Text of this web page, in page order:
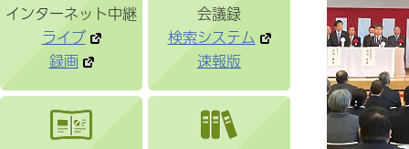
インターネット中継
ライブ
録画
会議録
検索システム
速報版